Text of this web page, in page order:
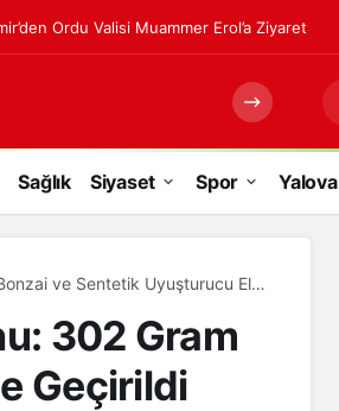
Ordu Valisi Muammer Erol’a Ziyaret
Sağlık Siyaset Spor Yalova
ve Sentetik Uyuşturucu Ele
302 Gram
Geçirildi